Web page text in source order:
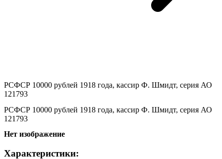
РСФСР 10000 рублей 1918 года, кассир Ф. Шмидт, серия АО
121793
РСФСР 10000 рублей 1918 года, кассир Ф. Шмидт, серия АО
121793
Нет изображение
Характеристики: